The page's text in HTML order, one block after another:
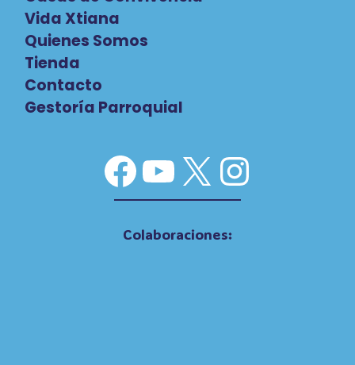
Vida Xtiana
Quienes Somos
Tienda
Contacto
Gestoría Parroquial
Facebook
YouTube
X
Colaboraciones: